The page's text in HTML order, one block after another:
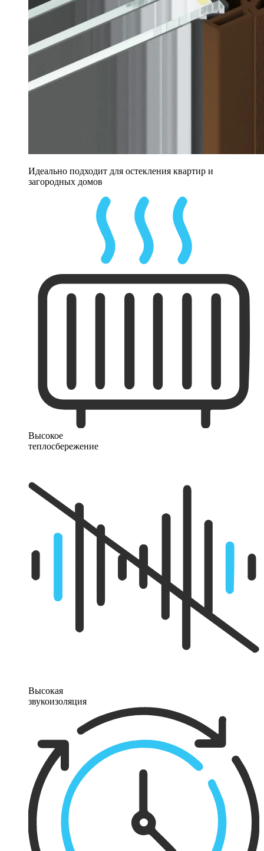
Идеально подходит для остекления квартир и
загородных домов
Высокое
теплосбережение
Высокая
звукоизоляция